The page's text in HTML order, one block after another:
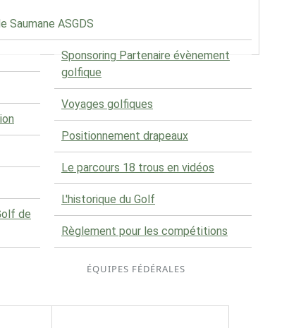
Saumane ASGDS
de
Sponsoring Partenaire évènement
golfique
Voyages golfiques
Positionnement drapeaux
Le parcours 18 trous en vidéos
L'historique du Golf
Règlement pour les compétitions
ÉQUIPES FÉDÉRALES